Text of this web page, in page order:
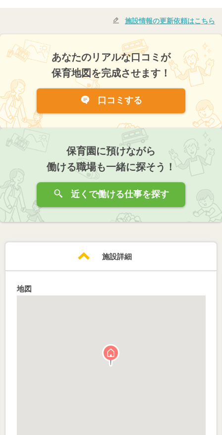
施設情報の更新依頼はこちら
あなたのリアルな口コミが
保育地図を完成させます！
口コミする
保育園に預けながら
働ける職場も一緒に探そう！
近くで働ける仕事を探す
施設詳細
地図